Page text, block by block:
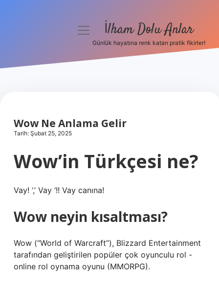
Hakkımızda
menüyü İlham Dolu Anlar
Günlük hayatına renk katan pratik fikirler!
Wow Ne Anlama Gelir
Tarih: Şubat 25, 2025
Wow’in Türkçesi ne?
Vay! ‘,’ Vay ‘!! Vay canına!
Wow neyin kısaltması?
Wow (“World of Warcraft”), Blizzard Entertainment
tarafından geliştirilen popüler çok oyunculu rol -
online rol oynama oyunu (MMORPG).